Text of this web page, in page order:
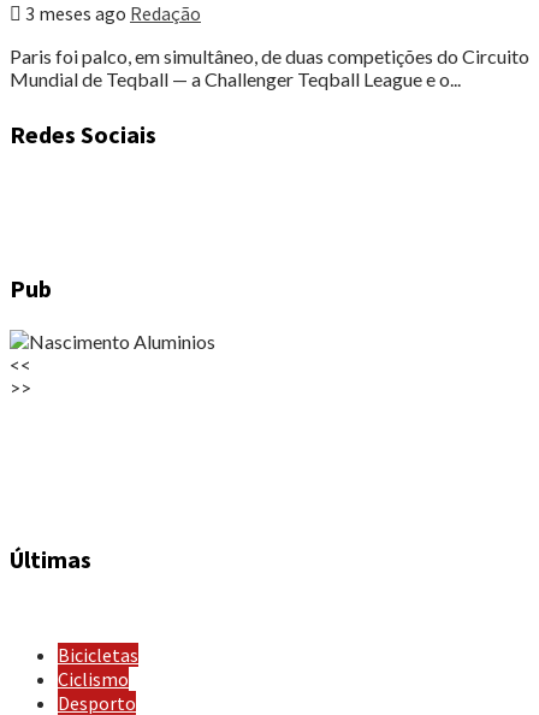
3 meses ago Redação
Paris foi palco, em simultâneo, de duas competições do Circuito
Mundial de Teqball — a Challenger Teqball League e o...
Redes Sociais
Pub
<<
>>
Últimas
Bicicletas
Ciclismo
Desporto